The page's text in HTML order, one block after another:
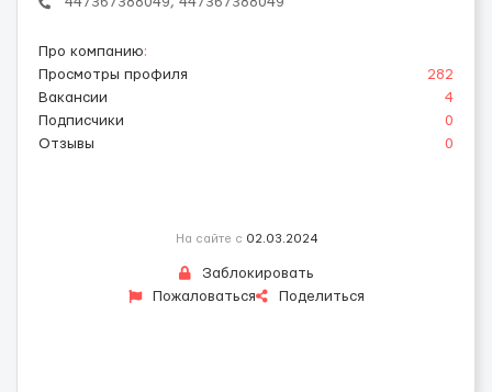
Про компанию:
Просмотры профиля
282
Вакансии
4
Подписчики
0
Отзывы
0
На сайте с 02.03.2024
Заблокировать
Пожаловаться
Поделиться